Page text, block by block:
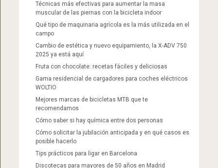
Técnicas más efectivas para aumentar la masa
muscular de las piernas con la bicicleta indoor
Qué tipo de maquinaria agrícola es la más utilizada en el
campo
Cambio de estética y nuevo equipamiento, la X-ADV 750
2025 ya está aquí
Fruta con chocolate: recetas fáciles y deliciosas
Gama residencial de cargadores para coches eléctricos
WOLTIO
Mejores marcas de bicicletas MTB que te
recomendamos
Cómo saber si hay química entre dos personas
Cómo solicitar la jubilación anticipada y en qué casos es
posible hacerlo
Tips prácticos para ligar en Barcelona
Discotecas para mayores de 50 años en Madrid​